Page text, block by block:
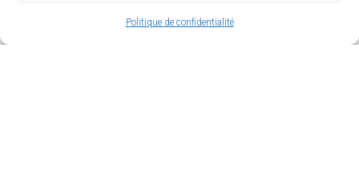
Politique de confidentialité